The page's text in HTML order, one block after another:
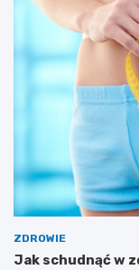
ZDROWIE
Jak schudnąć w